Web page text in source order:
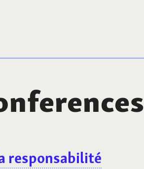
responsabilité